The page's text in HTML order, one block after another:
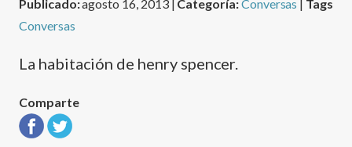
Publicado:agosto 16, 2013 | Categoría:Conversas | Tags
Conversas
La habitación de henry spencer.
Comparte